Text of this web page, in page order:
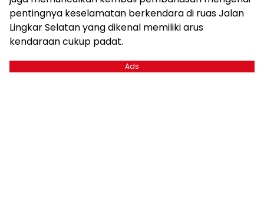
pentingnya keselamatan berkendara di ruas Jalan
Lingkar Selatan yang dikenal memiliki arus
kendaraan cukup padat.
Ads